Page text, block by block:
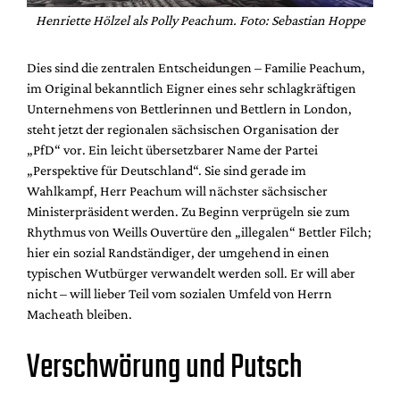
Henriette Hölzel als Polly Peachum. Foto: Sebastian Hoppe
Dies sind die zentralen Entscheidungen – Familie Peachum,
im Original bekanntlich Eigner eines sehr schlagkräftigen
Unternehmens von Bettlerinnen und Bettlern in London,
steht jetzt der regionalen sächsischen Organisation der
„PfD“ vor. Ein leicht übersetzbarer Name der Partei
„Perspektive für Deutschland“. Sie sind gerade im
Wahlkampf, Herr Peachum will nächster sächsischer
Ministerpräsident werden. Zu Beginn verprügeln sie zum
Rhythmus von Weills Ouvertüre den „illegalen“ Bettler Filch;
hier ein sozial Randständiger, der umgehend in einen
typischen Wutbürger verwandelt werden soll. Er will aber
nicht – will lieber Teil vom sozialen Umfeld von Herrn
Macheath bleiben.
Verschwörung und Putsch